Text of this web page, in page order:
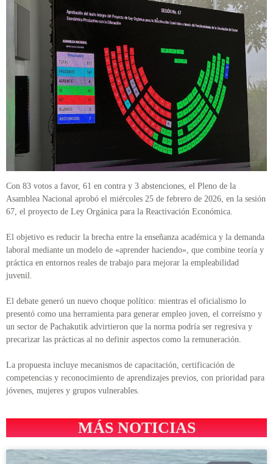
Con 83 votos a favor, 61 en contra y 3 abstenciones, el Pleno de la
Asamblea Nacional aprobó el miércoles 25 de febrero de 2026, en la sesión
67, el proyecto de Ley Orgánica para la Reactivación Económica.
El objetivo es reducir la brecha entre la enseñanza académica y la demanda
laboral mediante un modelo de «aprender haciendo», que combine teoría y
práctica en entornos reales de trabajo para mejorar la empleabilidad
juvenil.
El debate generó un nuevo choque político: mientras el oficialismo lo
presentó como una herramienta para generar empleo joven, el correísmo y
un sector de Pachakutik advirtieron que la norma podría ser regresiva y
precarizar las prácticas al no definir aspectos como la remuneración.
La propuesta incluye mecanismos de capacitación, certificación de
competencias y reconocimiento de aprendizajes previos, con prioridad para
jóvenes, mujeres y grupos vulnerables.
MÁS NOTICIAS